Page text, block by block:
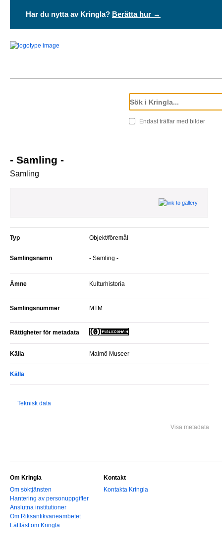
Har du nytta av Kringla? Berätta hur →
Endast träffar med bilder
- Samling -
Samling
Typ Objekt/föremål
Samlingsnamn - Samling -
Ämne Kulturhistoria
Samlingsnummer MTM
Rättigheter för metadata
Källa Malmö Museer
Källa
Teknisk data
Visa metadata
Om Kringla
Om söktjänsten
Hantering av personuppgifter
Anslutna institutioner
Om Riksantikvarieämbetet
Lättläst om Kringla
Kontakt
Kontakta Kringla